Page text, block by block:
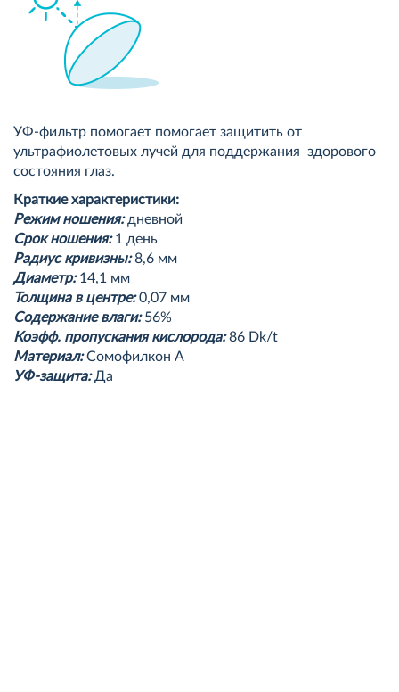
УФ-фильтр помогает помогает защитить от
ультрафиолетовых лучей для поддержания здорового
состояния глаз.
Краткие характеристики:
Режим ношения:дневной
Срок ношения:1 день
Радиус кривизны:8,6 мм
Диаметр:14,1 мм
Толщина в центре:0,07 мм
Содержание влаги:56%
Коэфф. пропускания кислорода:86 Dk/t
Материал:Сомофилкон А
УФ-защита:Да